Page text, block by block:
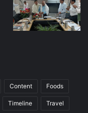
Content Foods
Timeline Travel